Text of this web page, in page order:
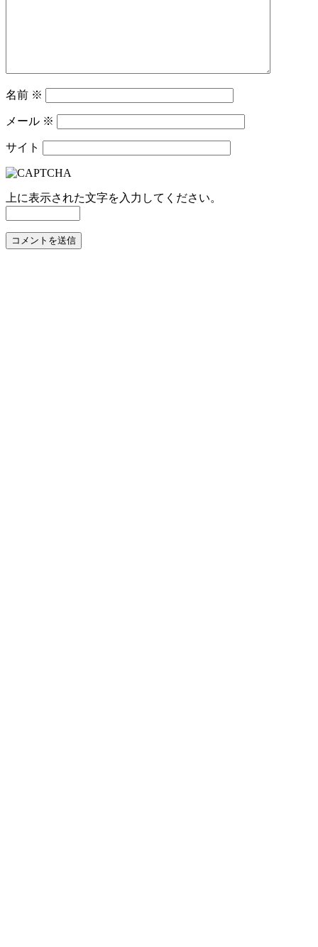
名前 ※
メール ※
サイト
上に表示された文字を入力してください。